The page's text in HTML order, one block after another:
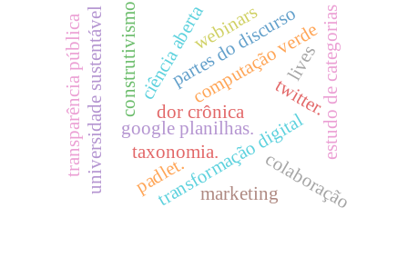
ciência aberta
google planilhas.
transformação digital
computação verde
universidade sustentável estudo de categorias
taxonomia.
partes do discurso
construtivismo
colaboração
padlet.
transparência pública dor crônica
marketing
twitter.
webinars
lives